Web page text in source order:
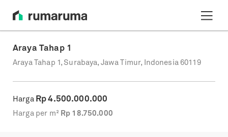
Araya Tahap 1
Araya Tahap 1, Surabaya, Jawa Timur, Indonesia 60119
Harga Rp4.500.000.000
Harga per m² Rp 18.750.000